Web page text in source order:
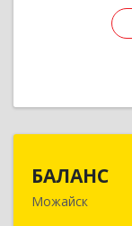
БАЛАНС
Можайск